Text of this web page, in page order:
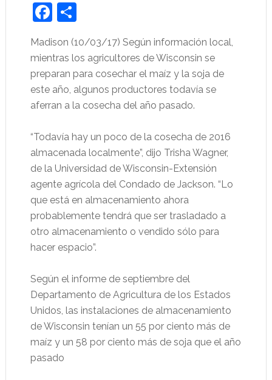
Facebook
Share
Madison (10/03/17) Según información local,
mientras los agricultores de Wisconsin se
preparan para cosechar el maíz y la soja de
este año, algunos productores todavía se
aferran a la cosecha del año pasado.
“Todavía hay un poco de la cosecha de 2016
almacenada localmente”, dijo Trisha Wagner,
de la Universidad de Wisconsin-Extensión
agente agrícola del Condado de Jackson. “Lo
que está en almacenamiento ahora
probablemente tendrá que ser trasladado a
otro almacenamiento o vendido sólo para
hacer espacio”.
Según el informe de septiembre del
Departamento de Agricultura de los Estados
Unidos, las instalaciones de almacenamiento
de Wisconsin tenían un 55 por ciento más de
maíz y un 58 por ciento más de soja que el año
pasado